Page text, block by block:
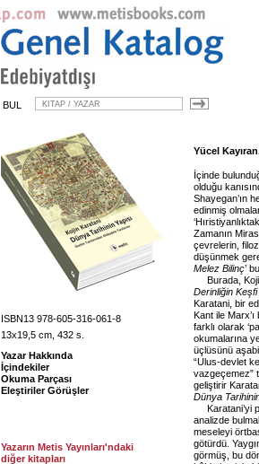
BUL
ISBN13 978-605-316-061-8
13x19,5 cm, 432 s.
Yazar Hakkında
İçindekiler
Okuma Parçası
Eleştiriler Görüşler
Yazarın Metis Yayınları'ndaki
diğer kitapları
Yücel
İçinde
olduğu
Shayegan’ın
edinmiş
Zamanın
çevrelerin,
düşünmek
Melez Bilinç’
Burada,
Derinliğin Keşfi
Karatani, bir
Kant ile
farklı olarak
okumalarına
üçlüsünü
“Ulus-devlet
vazgeçemez”
geliştirir
Dünya
Karatani’yi
analizde
meseleyi
götürdü.
görmüş, bu